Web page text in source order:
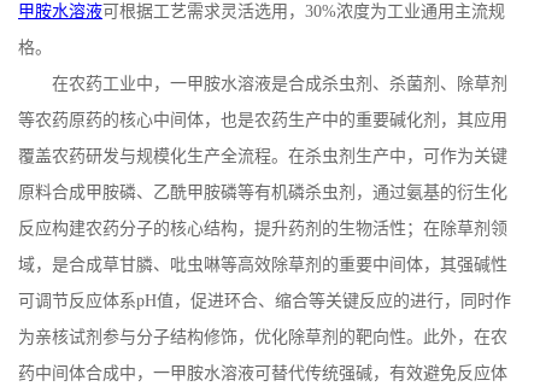
甲胺水溶液可根据工艺需求灵活选用， 30%浓度为工业通用主流规
格。
在农药工业中，一甲胺水溶液是合成杀虫剂、杀菌剂、除草剂
等农药原药的核心中间体，也是农药生产中的重要碱化剂，其应用
覆盖农药研发与规模化生产全流程。在杀虫剂生产中，可作为关键
原料合成甲胺磷、乙酰甲胺磷等有机磷杀虫剂，通过氨基的衍生化
反应构建农药分子的核心结构，提升药剂的生物活性；在除草剂领
域，是合成草甘膦、吡虫啉等高效除草剂的重要中间体，其强碱性
可调节反应体系pH值，促进环合、缩合等关键反应的进行，同时作
为亲核试剂参与分子结构修饰，优化除草剂的靶向性。此外，在农
药中间体合成中，一甲胺水溶液可替代传统强碱，有效避免反应体